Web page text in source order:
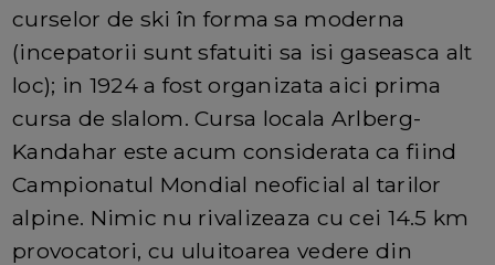
curselor de ski în forma sa moderna
(incepatorii sunt sfatuiti sa isi gaseasca alt
loc); in 1924 a fost organizata aici prima
cursa de slalom. Cursa locala Arlberg-
Kandahar este acum considerata ca fiind
Campionatul Mondial neoficial al tarilor
alpine. Nimic nu rivalizeaza cu cei 14.5 km
provocatori, cu uluitoarea vedere din